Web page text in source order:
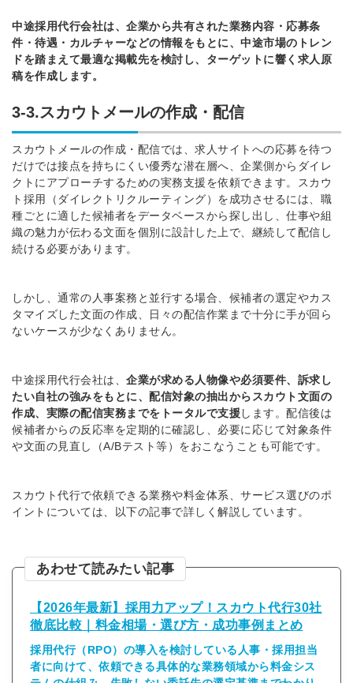
中途採用代行会社は、企業から共有された業務内容・応募条
件・待遇・カルチャーなどの情報をもとに、中途市場のトレン
ドを踏まえて最適な掲載先を検討し、ターゲットに響く求人原
稿を作成します。
3-3.スカウトメールの作成・配信
スカウトメールの作成・配信では、求人サイトへの応募を待つ
だけでは接点を持ちにくい優秀な潜在層へ、企業側からダイレ
クトにアプローチするための実務支援を依頼できます。スカウ
ト採用（ダイレクトリクルーティング）を成功させるには、職
種ごとに適した候補者をデータベースから探し出し、仕事や組
織の魅力が伝わる文面を個別に設計した上で、継続して配信し
続ける必要があります。
しかし、通常の人事案務と並行する場合、候補者の選定やカス
タマイズした文面の作成、日々の配信作業まで十分に手が回ら
ないケースが少なくありません。
中途採用代行会社は、 企業が求める人物像や必須要件、訴求し
たい自社の強みをもとに、配信対象の抽出からスカウト文面の
作成、実際の配信実務までをトータルで支援します。配信後は
候補者からの反応率を定期的に確認し、必要に応じて対象条件
や文面の見直し（A/Bテスト等）をおこなうことも可能です。
スカウト代行で依頼できる業務や料金体系、サービス選びのポ
イントについては、以下の記事で詳しく解説しています。
あわせて読みたい記事
【2026年最新】採用力アップ！スカウト代行30社
徹底比較｜料金相場・選び方・成功事例まとめ
採用代行（RPO）の導入を検討している人事・採用担当
者に向けて、依頼できる具体的な業務領域から料金シス
簡単10秒！無料会員登録
採用課題の解決、新しい採用の
取り組みなどを取材したインタ
ートが届く
メールアドレス